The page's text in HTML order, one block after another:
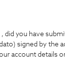
, did you have
signed by the
account details